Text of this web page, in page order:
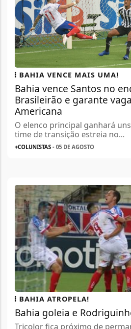
BAHIA VENCE MAIS UMA!
Bahia vence Santos no
Brasileirão e garante
Americana
O elenco principal ganhará
time de transição estreia no...
+COLUNISTAS - 05 DE AGOSTO
BAHIA ATROPELA!
Bahia goleia e
Tricolor fica próximo de